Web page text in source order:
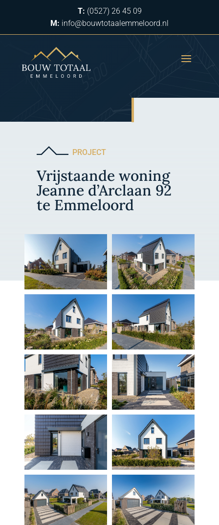
T: (0527) 26 45 09
M: info@bouwtotaalemmeloord.nl
PROJECT
Vrijstaande woning
Jeanne d’Arclaan 92
te Emmeloord